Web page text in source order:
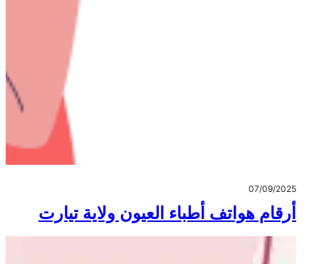
07/09/2025
أرقام هواتف أطباء العيون ولاية تيارت